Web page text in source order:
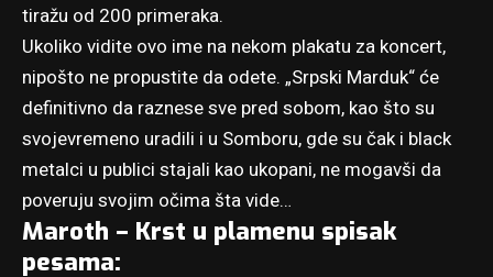
tiražu od 200 primeraka.
Ukoliko vidite ovo ime na nekom plakatu za koncert,
nipošto ne propustite da odete. „Srpski Marduk“ će
definitivno da raznese sve pred sobom, kao što su
svojevremeno uradili i u Somboru, gde su čak i black
metalci u publici stajali kao ukopani, ne mogavši da
poveruju svojim očima šta vide…
Maroth – Krst u plamenu spisak
pesama: